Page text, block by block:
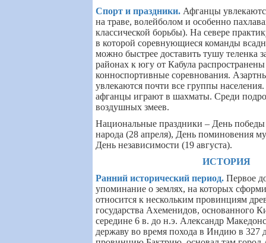
Спорт и праздники. Афганцы
на траве, волейболом и особенно
классической борьбы). На севере
в которой соревнующиеся команды
можно быстрее доставить тушу теленка
районах к югу от Кабула
конноспортивные соревнования.
увлекаются почти все группы
афганцы играют в шахматы. Среди
воздушных змеев.
Национальные праздники – День победы
народа (28 апреля), День поминовения
День независимости (19 августа).
ИСТОРИЯ
Ранний исторический период. Первое
упоминание о землях, на которых
относится к нескольким провинциям
государства Ахеменидов, основанного
середине 6 в. до н.э. Александр
державу во время похода в Индию в 327